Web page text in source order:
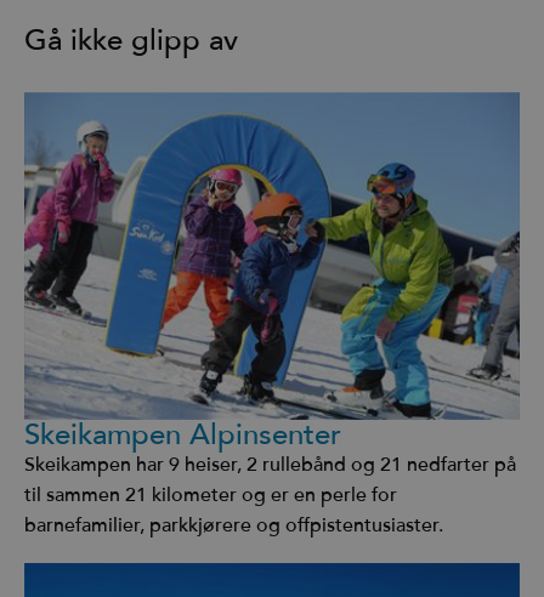
Gå ikke glipp av
Skeikampen Alpinsenter
Skeikampen har 9 heiser, 2 rullebånd og 21 nedfarter på
til sammen 21 kilometer og er en perle for
barnefamilier, parkkjørere og offpistentusiaster.